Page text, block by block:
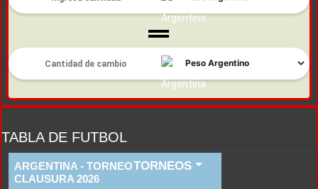
TABLA DE FUTBOL